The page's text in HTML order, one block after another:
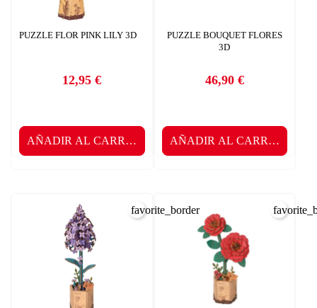
PUZZLE FLOR PINK LILY 3D
Precio
12,95 €
AÑADIR AL CARRITO
PUZZLE BOUQUET FLORES
3D
Precio
46,90 €
AÑADIR AL CARRITO
favorite_border